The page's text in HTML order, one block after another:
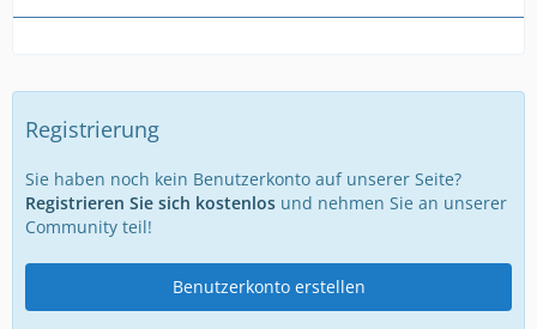
Registrierung
Sie haben noch kein Benutzerkonto auf unserer Seite?
Registrieren Sie sich kostenlos und nehmen Sie an unserer
Community teil!
Benutzerkonto erstellen